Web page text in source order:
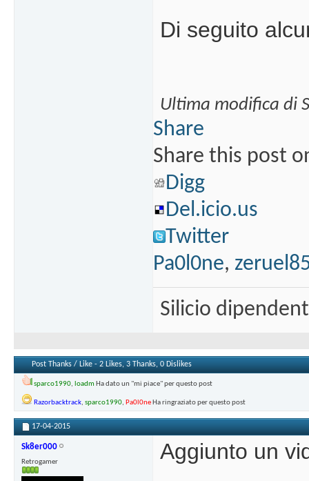
Di seguito
Ultima modifica di
Share
Share this post
Digg
Del.icio.us
Twitter
Pa0l0ne,
Silicio
Post Thanks / Like - 2 Likes, 3 Thanks, 0 Dislikes
sparco1990, loadm Ha dato un "mi piace" per questo post
Razorbacktrack, sparco1990, Pa0l0neHa ringraziato per questo post
17-04-2015
Sk8er000
Retrogamer Aggiunto un